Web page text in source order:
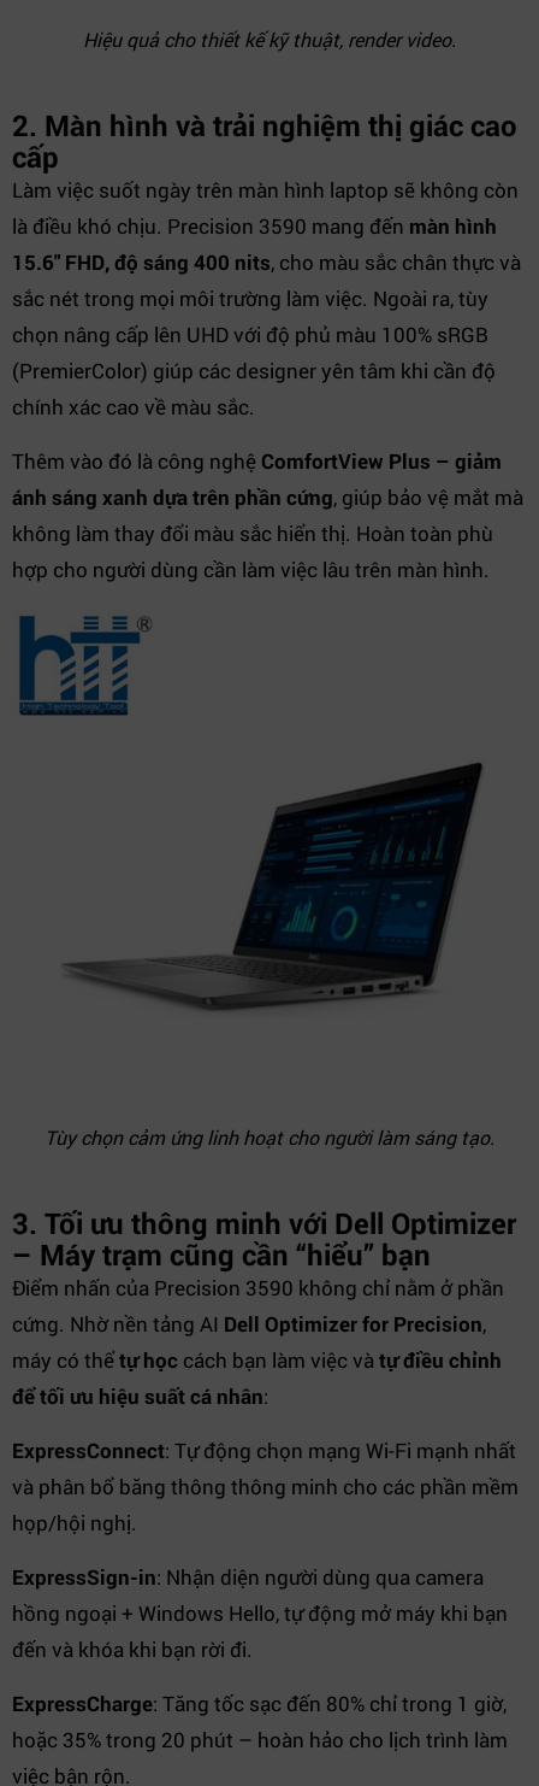
Hiệu quả cho thiết kế kỹ thuật, render video.
2. Màn hình và trải nghiệm thị giác cao
cấp
Làm việc suốt ngày trên màn hình laptop sẽ không còn
là điều khó chịu. Precision 3590 mang đến màn hình
15.6" FHD, độ sáng 400 nits, cho màu sắc chân thực và
sắc nét trong mọi môi trường làm việc. Ngoài ra, tùy
chọn nâng cấp lên UHD với độ phủ màu 100% sRGB
(PremierColor) giúp các designer yên tâm khi cần độ
chính xác cao về màu sắc.
Thêm vào đó là công nghệ ComfortView Plus – giảm
ánh sáng xanh dựa trên phần cứng, giúp bảo vệ mắt mà
không làm thay đổi màu sắc hiển thị. Hoàn toàn phù
hợp cho người dùng cần làm việc lâu trên màn hình.
Tùy chọn cảm ứng linh hoạt cho người làm sáng tạo.
3. Tối ưu thông minh với Dell Optimizer
– Máy trạm cũng cần “hiểu” bạn
Điểm nhấn của Precision 3590 không chỉ nằm ở phần
cứng. Nhờ nền tảng AI Dell Optimizer for Precision,
máy có thểtự học cách bạn làm việc và tự điều chỉnh
để tối ưu hiệu suất cá nhân:
ExpressConnect: Tự động chọn mạng Wi-Fi mạnh nhất
và phân bổ băng thông thông minh cho các phần mềm
họp/hội nghị.
ExpressSign-in: Nhận diện người dùng qua camera
hồng ngoại + Windows Hello, tự động mở máy khi bạn
đến và khóa khi bạn rời đi.
ExpressCharge: Tăng tốc sạc đến 80% chỉ trong 1 giờ,
hoặc 35% trong 20 phút – hoàn hảo cho lịch trình làm
việc bận rộn.